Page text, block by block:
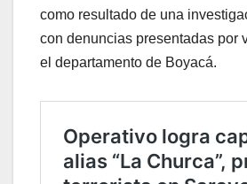
como resultado de una
con denuncias presentadas por
el departamento de Boyacá.